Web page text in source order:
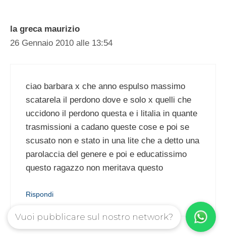
la greca maurizio
26 Gennaio 2010 alle 13:54
ciao barbara x che anno espulso massimo
scatarela il perdono dove e solo x quelli che
uccidono il perdono questa e i litalia in quante
trasmissioni a cadano queste cose e poi se
scusato non e stato in una lite che a detto una
parolaccia del genere e poi e educatissimo
questo ragazzo non meritava questo
Rispondi
Vuoi pubblicare sul nostro network?